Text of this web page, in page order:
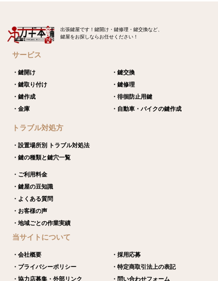
出張鍵屋です！鍵開け・鍵修理・鍵交換など、
鍵屋をお探しならお任せください！
サービス
・鍵開け
・鍵交換
・鍵取り付け
・鍵修理
・鍵作成
・徘徊防止用鍵
・金庫
・自動車・バイクの鍵作成
トラブル対処方
・設置場所別 トラブル対処法
・鍵の種類と鍵穴一覧
・ご利用料金
・鍵屋の豆知識
・よくある質問
・お客様の声
・地域ごとの作業実績
当サイトについて
・会社概要
・採用応募
・プライバシーポリシー
・特定商取引法上の表記
・協力店募集・外部リンク
・問い合わせフォーム